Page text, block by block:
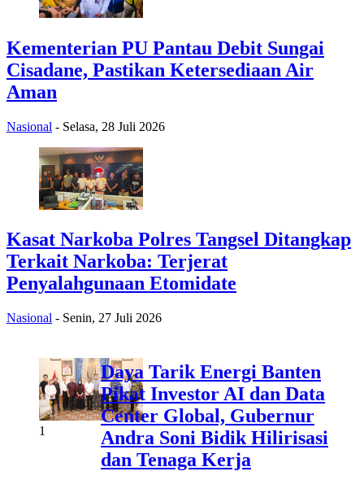
Kementerian PU Pantau Debit Sungai
Cisadane, Pastikan Ketersediaan Air
Aman
Nasional - Selasa, 28 Juli 2026
Kasat Narkoba Polres Tangsel Ditangkap
Terkait Narkoba: Terjerat
Penyalahgunaan Etomidate
Nasional - Senin, 27 Juli 2026
1
Daya Tarik Energi Banten
Pikat Investor AI dan Data
Center Global, Gubernur
Andra Soni Bidik Hilirisasi
dan Tenaga Kerja